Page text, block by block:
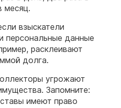
месяц.
взыскатели
персональные данные
расклеивают
долга.
угрожают
Запомните:
имеют право